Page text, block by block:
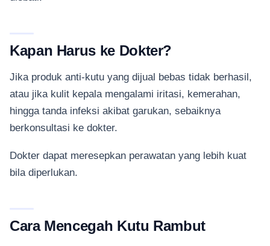
Kapan Harus ke Dokter?
Jika produk anti-kutu yang dijual bebas tidak berhasil,
atau jika kulit kepala mengalami iritasi, kemerahan,
hingga tanda infeksi akibat garukan, sebaiknya
berkonsultasi ke dokter.
Dokter dapat meresepkan perawatan yang lebih kuat
bila diperlukan.
Cara Mencegah Kutu Rambut